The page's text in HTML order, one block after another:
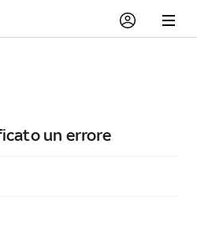
un errore